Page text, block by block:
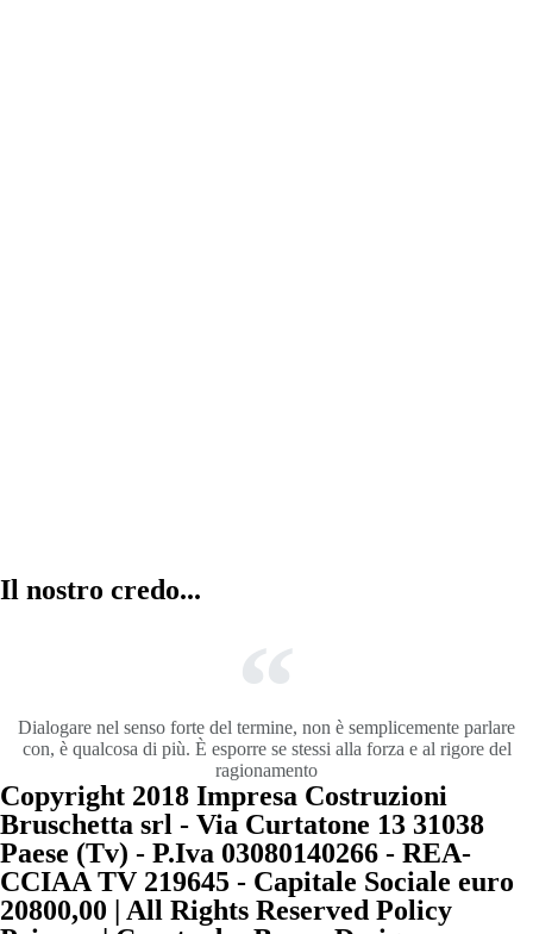
Il nostro credo...
Dialogare nel senso forte del termine, non è semplicemente parlare
con, è qualcosa di più. È esporre se stessi alla forza e al rigore del
ragionamento
Copyright 2018 Impresa Costruzioni
Bruschetta srl - Via Curtatone 13 31038
Paese (Tv) - P.Iva 03080140266 - REA-
CCIAA TV 219645 - Capitale Sociale euro
20800,00 | All Rights Reserved Policy